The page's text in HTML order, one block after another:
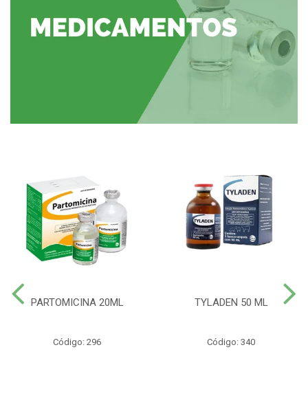
PARTOMICINA 20ML
Código: 296
TYLADEN 50 ML
Código: 340